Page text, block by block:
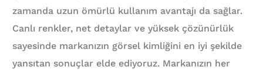
zamanda uzun ömürlü kullanım avantajı da sağlar.
Canlı renkler, net detaylar ve yüksek çözünürlük
sayesinde markanızın görsel kimliğini en iyi şekilde
yansıtan sonuçlar elde ediyoruz. Markanızın her